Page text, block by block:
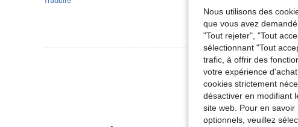
Voir Plus D'avis
Nous utilisons des
que vous avez
"Tout rejeter", "Tout
sélectionnant "Tout
trafic, à offrir des
votre expérience
cookies strictement
désactiver en modifiant
site web. Pour en
optionnels, veuillez